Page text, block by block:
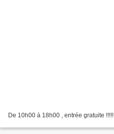
De 10h00 à 18h00 , entrée gratuite !!!!!